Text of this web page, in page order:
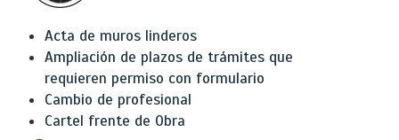
Acta de muros linderos
Ampliación de plazos de trámites que
requieren permiso con formulario
Cambio de profesional
Cartel frente de Obra